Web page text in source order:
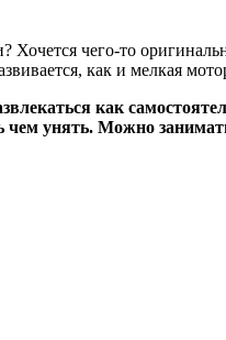
чего-то
как и мелкая
как
чем унять. Можно